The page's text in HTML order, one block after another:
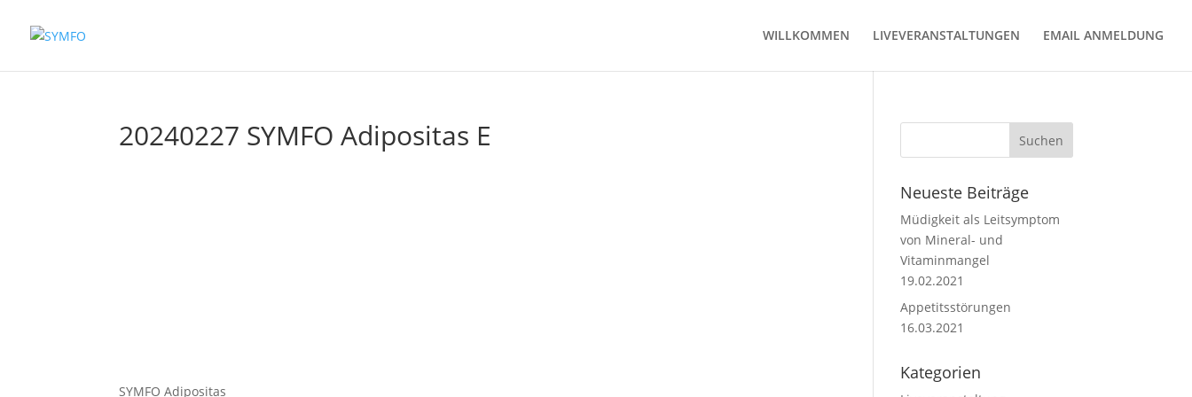
WILLKOMMEN LIVEVERANSTALTUNGEN EMAIL ANMELDUNG
20240227 SYMFO Adipositas E
SYMFO Adipositas
Neueste Beiträge
Müdigkeit als Leitsymptom
von Mineral- und
Vitaminmangel
19.02.2021
Appetitsstörungen
16.03.2021
Kategorien